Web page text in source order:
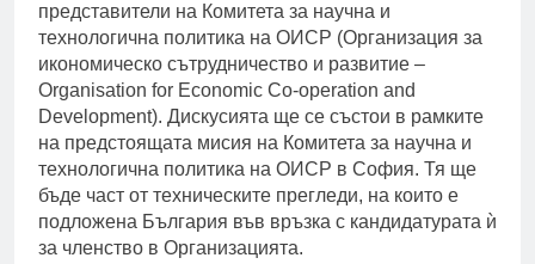
представители на Комитета за научна и
технологична политика на ОИСР (Организация за
икономическо сътрудничество и развитие –
Organisation for Economic Co-operation and
Development). Дискусията ще се състои в рамките
на предстоящата мисия на Комитета за научна и
технологична политика на ОИСР в София. Тя ще
бъде част от техническите прегледи, на които е
подложена България във връзка с кандидатурата ѝ
за членство в Организацията.